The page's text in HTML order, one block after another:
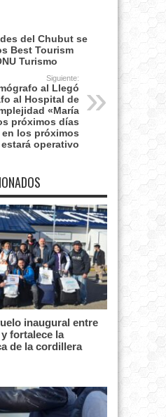
del Chubut se
Best Tourism
Turismo
Siguiente:
al Llegó
al Hospital de
«María
próximos días
los próximos
operativo
inaugural entre
fortalece la
de la cordillera